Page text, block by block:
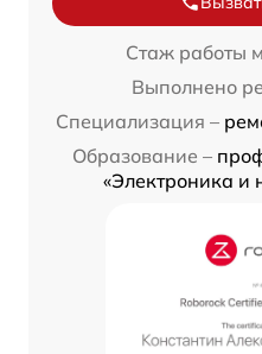
Стаж работы
Выполнено
Специализация –
Образование –
«Электроника и